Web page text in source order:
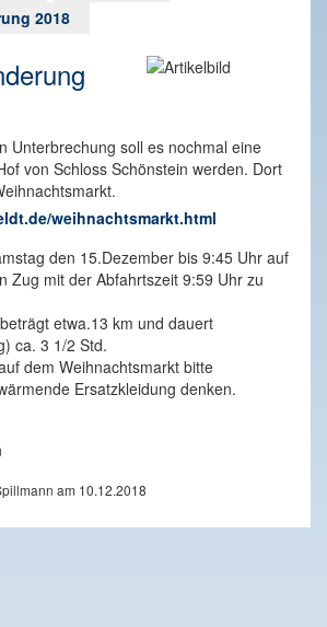
2018
Unterbrechung soll es nochmal eine
von Schloss Schönstein werden. Dort
weihnachtsmarkt.html
den 15.Dezember bis 9:45 Uhr auf
Zug mit der Abfahrtszeit 9:59 Uhr zu
etwa.13 km und dauert
ca. 3 1/2 Std.
dem Weihnachtsmarkt bitte
Ersatzkleidung denken.
am 10.12.2018